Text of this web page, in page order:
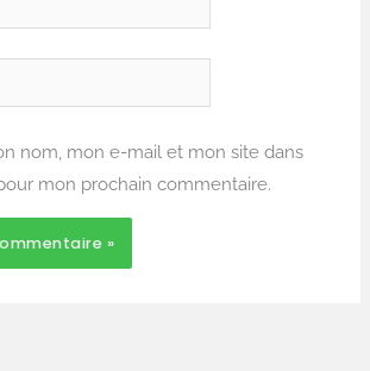
nom, mon e-mail et mon site dans
mon prochain commentaire.